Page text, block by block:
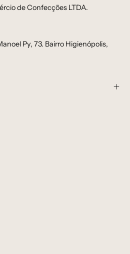
de Confecções LTDA.
Py, 73. Bairro Higienópolis,